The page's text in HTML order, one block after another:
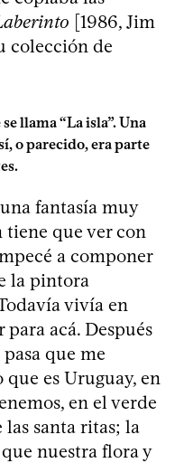
[1986, Jim
colección de
llama “La isla”. Una
o parecido, era parte
fantasía muy
tiene que ver con
a componer
la pintora
vivía en
acá. Después
que me
es Uruguay, en
en el verde
las santa ritas; la
nuestra flora y